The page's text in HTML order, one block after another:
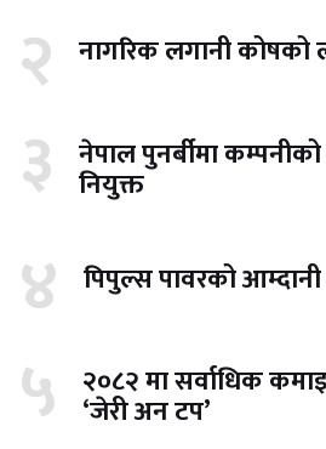
२ नागरिक लगानी कोषको
३ नेपाल पुनर्बीमा
नियुक्त
४ पिपुल्स पावरको
५ २०८२ मा सर्वाधिक
‘जेरी अन टप’